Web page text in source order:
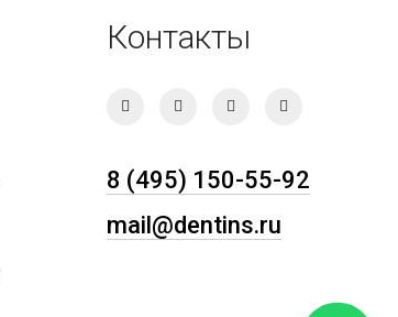
Контакты
8 (495) 150-55-92
mail@dentins.ru